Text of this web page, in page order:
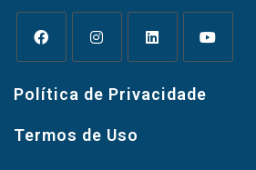
Política de Privacidade
Termos de Uso